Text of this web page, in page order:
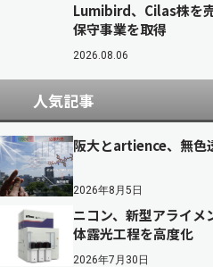
Lumibird、Cilas株を
保守事業を取得
2026.08.06
人気記事
阪大とartience、無色
2026年8月5日
ニコン、新型アライ
体露光工程を高度化
2026年7月30日